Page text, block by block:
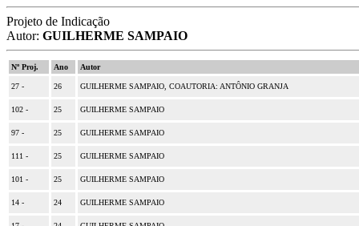
Projeto de Indicação
Autor: GUILHERME SAMPAIO
Nº Proj. Ano Autor
27 - 26 GUILHERME SAMPAIO, COAUTORIA: ANTÔNIO GRANJA
102 - 25 GUILHERME SAMPAIO
97 - 25 GUILHERME SAMPAIO
111 - 25 GUILHERME SAMPAIO
101 - 25 GUILHERME SAMPAIO
14 - 24 GUILHERME SAMPAIO